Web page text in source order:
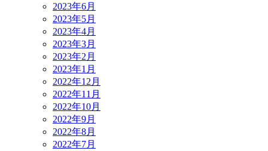
2023年6月
2023年5月
2023年4月
2023年3月
2023年2月
2023年1月
2022年12月
2022年11月
2022年10月
2022年9月
2022年8月
2022年7月